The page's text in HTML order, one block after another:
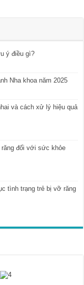
ý điều gì?
Nha khoa năm 2025
và cách xử lý hiệu quả
đối với sức khỏe
tình trạng trẻ bị vỡ răng